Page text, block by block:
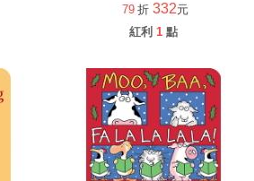
79 折 332元
紅利 1 點